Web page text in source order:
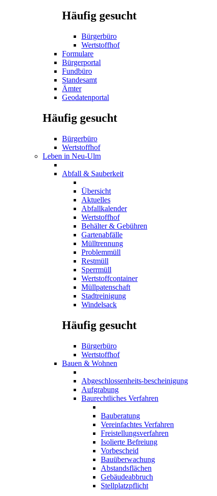
Häufig gesucht
Bürgerbüro
Wertstoffhof
Formulare
Bürgerportal
Fundbüro
Standesamt
Ämter
Geodatenportal
Häufig gesucht
Bürgerbüro
Wertstoffhof
Leben in Neu-Ulm
Abfall & Sauberkeit
Übersicht
Aktuelles
Abfallkalender
Wertstoffhof
Behälter & Gebühren
Gartenabfälle
Mülltrennung
Problemmüll
Restmüll
Sperrmüll
Wertstoffcontainer
Müllpatenschaft
Stadtreinigung
Windelsack
Häufig gesucht
Bürgerbüro
Wertstoffhof
Bauen & Wohnen
Abgeschlossenheits-bescheinigung
Aufgrabung
Baurechtliches Verfahren
Bauberatung
Vereinfachtes Verfahren
Freistellungsverfahren
Isolierte Befreiung
Vorbescheid
Bauüberwachung
Abstandsflächen
Gebäudeabbruch
Stellplatzpflicht